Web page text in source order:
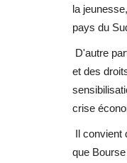
la
pays du
D'autre
et des
crise
Il convient
que